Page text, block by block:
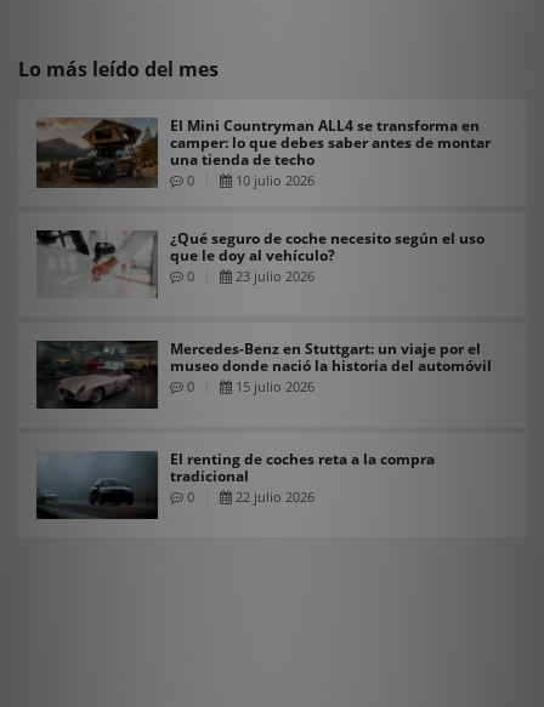
Lo más leído del mes
El Mini Countryman ALL4 se transforma en
camper: lo que debes saber antes de montar
una tienda de techo
0 10 julio 2026
¿Qué seguro de coche necesito según el uso
que le doy al vehículo?
0 23 julio 2026
Mercedes-Benz en Stuttgart: un viaje por el
museo donde nació la historia del automóvil
0 15 julio 2026
El renting de coches reta a la compra
tradicional
0 22 julio 2026